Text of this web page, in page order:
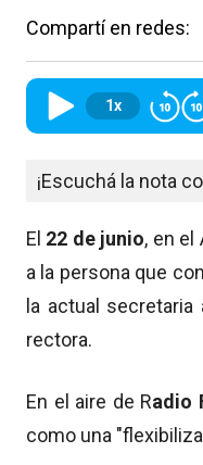
Compartí en redes:
1x
¡Escuchá la nota
El 22 de junio, en el
a la persona que
la actual
rectora.
En el aire de Radio
como una